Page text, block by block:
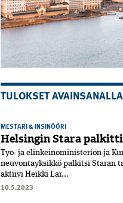
TULOKSET
MESTARI & INSINÖÖRI
Helsingin Stara
Työ- ja elinkeinoministeriön ja
neuvontayksikkö palkitsi Staran
aktiivi Heikki Lar...
10.5.2023